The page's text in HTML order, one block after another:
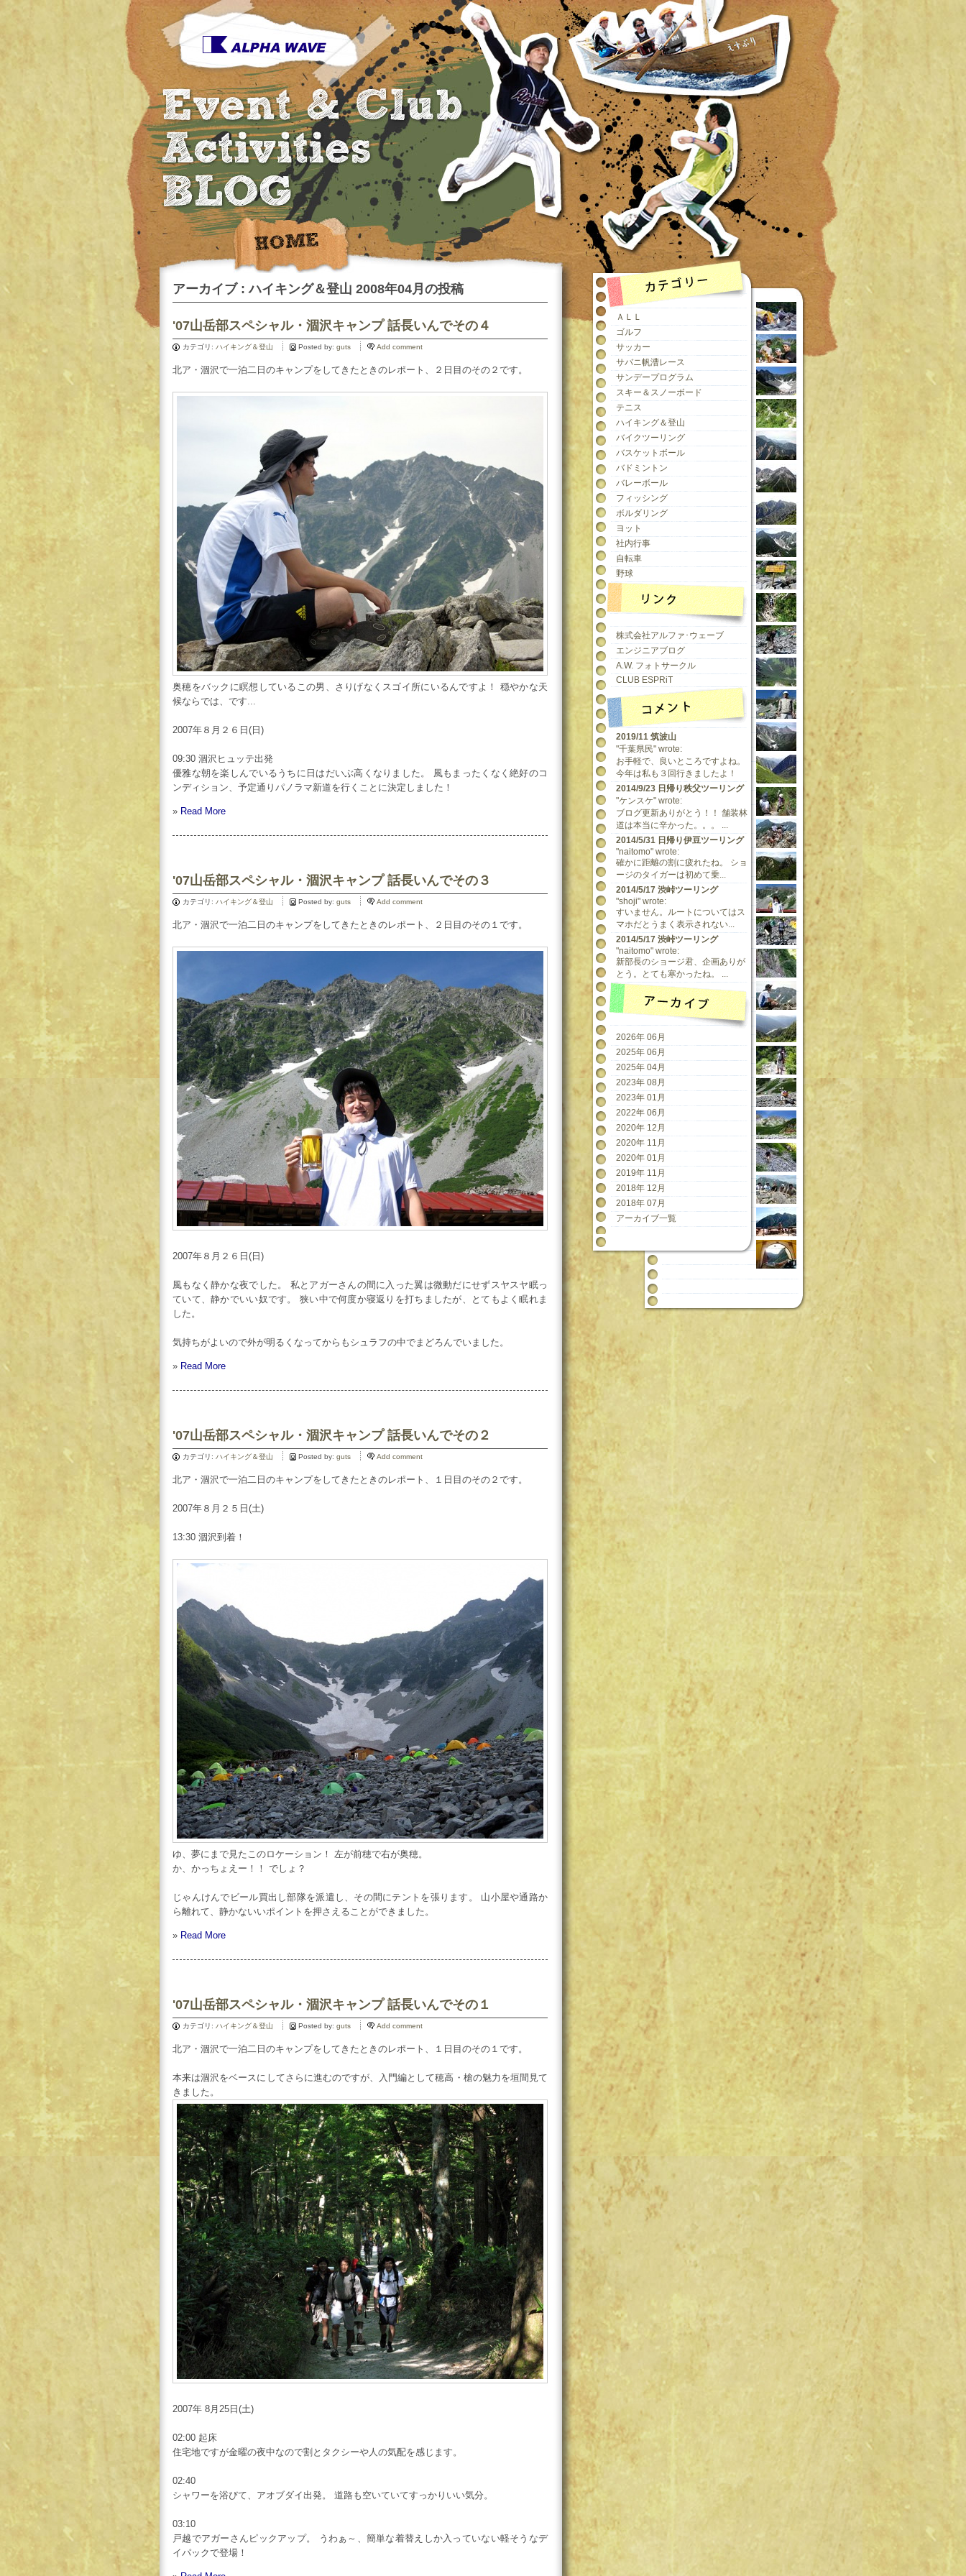
アーカイブ : ハイキング＆登山 2008年04月の投稿
'07山岳部スペシャル・涸沢キャンプ 話長いんでその４
カテゴリ: ハイキング＆登山 Posted by: guts Add comment
北ア・涸沢で一泊二日のキャンプをしてきたときのレポート、２日目のその２です。
奥穂をバックに瞑想しているこの男、さりげなくスゴイ所にいるんですよ！ 穏やかな天
候ならでは、です...
2007年８月２６日(日)
09:30 涸沢ヒュッテ出発
優雅な朝を楽しんでいるうちに日はだいぶ高くなりました。 風もまったくなく絶好のコ
ンディション、予定通りパノラマ新道を行くことに決定しました！
» Read More
'07山岳部スペシャル・涸沢キャンプ 話長いんでその３
カテゴリ: ハイキング＆登山 Posted by: guts Add comment
北ア・涸沢で一泊二日のキャンプをしてきたときのレポート、２日目のその１です。
2007年８月２６日(日)
風もなく静かな夜でした。 私とアガーさんの間に入った翼は微動だにせずスヤスヤ眠っ
ていて、静かでいい奴です。 狭い中で何度か寝返りを打ちましたが、とてもよく眠れま
した。
気持ちがよいので外が明るくなってからもシュラフの中でまどろんでいました。
» Read More
'07山岳部スペシャル・涸沢キャンプ 話長いんでその２
カテゴリ: ハイキング＆登山 Posted by: guts Add comment
北ア・涸沢で一泊二日のキャンプをしてきたときのレポート、１日目のその２です。
2007年８月２５日(土)
13:30 涸沢到着！
ゆ、夢にまで見たこのロケーション！ 左が前穂で右が奥穂。
か、かっちょえー！！ でしょ？
じゃんけんでビール買出し部隊を派遣し、その間にテントを張ります。 山小屋や通路か
ら離れて、静かないいポイントを押さえることができました。
» Read More
'07山岳部スペシャル・涸沢キャンプ 話長いんでその１
カテゴリ: ハイキング＆登山 Posted by: guts Add comment
北ア・涸沢で一泊二日のキャンプをしてきたときのレポート、１日目のその１です。
本来は涸沢をベースにしてさらに進むのですが、入門編として穂高・槍の魅力を垣間見て
きました。
2007年 8月25日(土)
02:00 起床
住宅地ですが金曜の夜中なので割とタクシーや人の気配を感じます。
02:40
シャワーを浴びて、アオブダイ出発。 道路も空いていてすっかりいい気分。
03:10
戸越でアガーさんピックアップ。 うわぁ～、簡単な着替えしか入っていない軽そうなデ
イパックで登場！
ＡＬＬ
ゴルフ
サッカー
サバニ帆漕レース
サンデープログラム
スキー＆スノーボード
テニス
ハイキング＆登山
バイクツーリング
バスケットボール
バドミントン
バレーボール
フィッシング
ボルダリング
ヨット
社内行事
自転車
野球
株式会社アルファ･ウェーブ
エンジニアブログ
A.W. フォトサークル
CLUB ESPRiT
2019/11 筑波山
"千葉県民" wrote:
お手軽で、良いところですよね。
今年は私も３回行きましたよ！
2014/9/23 日帰り秩父ツーリング
"ケンスケ" wrote:
ブログ更新ありがとう！！ 舗装林
道は本当に辛かった。。。 ...
2014/5/31 日帰り伊豆ツーリング
"naitomo" wrote:
確かに距離の割に疲れたね。 ショ
ージのタイガーは初めて乗...
2014/5/17 渋峠ツーリング
"shoji" wrote:
すいません。ルートについてはス
マホだとうまく表示されない...
2014/5/17 渋峠ツーリング
"naitomo" wrote:
新部長のショージ君、企画ありが
とう。とても寒かったね。 ...
2026年 06月
2025年 06月
2025年 04月
2023年 08月
2023年 01月
2022年 06月
2020年 12月
2020年 11月
2020年 01月
2019年 11月
2018年 12月
2018年 07月
アーカイブ一覧